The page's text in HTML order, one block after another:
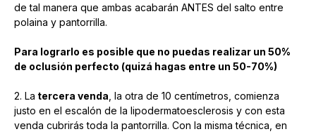
de tal manera que ambas acabarán ANTES del salto entre
polaina y pantorrilla.
Para lograrlo es posible que no puedas realizar un 50%
de oclusión perfecto (quizá hagas entre un 50-70%)
2. La tercera venda , la otra de 10 centímetros, comienza
justo en el escalón de la lipodermatoesclerosis y con esta
venda cubrirás toda la pantorrilla. Con la misma técnica, en